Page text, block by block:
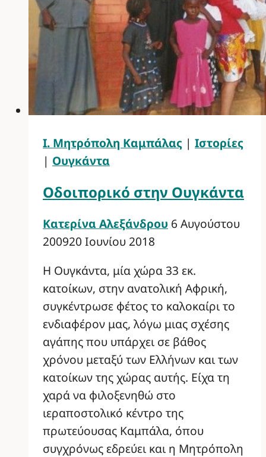
Ι. Μητρόπολη Καμπάλας | Ιστορίες
| Ουγκάντα
Οδοιπορικό στην Ουγκάντα
Κατερίνα Αλεξάνδρου 6 Αυγούστου
200920 Ιουνίου 2018
Η Ουγκάντα, μία χώρα 33 εκ.
κατοίκων, στην ανατολική Αφρική,
συγκέντρωσε φέτος το καλοκαίρι το
ενδιαφέρον μας, λόγω μιας σχέσης
αγάπης που υπάρχει σε βάθος
χρόνου μεταξύ των Ελλήνων και των
κατοίκων της χώρας αυτής. Είχα τη
χαρά να φιλοξενηθώ στο
ιεραποστολικό κέντρο της
πρωτεύουσας Καμπάλα, όπου
συγχρόνως εδρεύει και η Μητρόπολη